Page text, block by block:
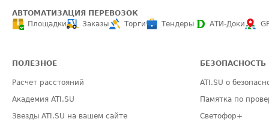
АВТОМАТИЗАЦИЯ ПЕРЕВОЗОК
Площадки
Заказы Торги Тендеры АТИ-Доки
ПОЛЕЗНОЕ
Расчет расстояний
Академия ATI.SU
Звезды ATI.SU на вашем сайте
БЕЗОПАСНОСТЬ
ATI.SU о
Памятка по
Светофор+